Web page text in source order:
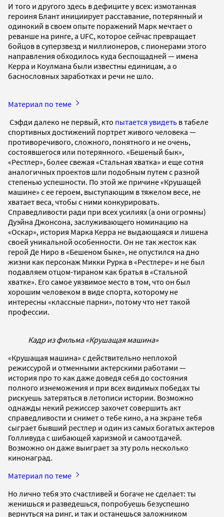
И того и другого здесь в дефиците у всех: измотанная
героиня Блант инициирует расставание, потерянный и
одинокий в своем опыте поражений Марк мечтает о
реванше на ринге, а UFC, которое сейчас превращает
бойцов в суперзвезд и миллионеров, с пионерами этого
направления обходилось куда беспощадней — имена
Керра и Коулмана были известны единицам, а о
баснословных заработках и речи не шло.
Материал по теме
Сэфди далеко не первый, кто пытается увидеть в табеле
спортивных достижений портрет живого человека —
противоречивого, сложного, понятного и не очень,
состоявшегося или потерянного. «Бешеный бык»,
«Рестлер», более свежая «Стальная хватка» и еще сотня
аналогичных проектов шли подобным путем с разной
степенью успешности. По этой же причине «Крушащей
машине» с ее героем, выступающим в тяжелом весе, не
хватает веса, чтобы с ними конкурировать.
Справедливости ради при всех усилиях (а они огромны)
Дуэйна Джонсона, заслуживающего номинацию на
«Оскар», история Марка Керра не выдающаяся и лишена
своей уникальной особенности. Он не так жесток как
герой Де Ниро в «Бешеном быке», не опустился на дно
жизни как персонаж Микки Рурка в «Рестлере» и не был
подавляем отцом-тираном как братья в «Стальной
хватке». Его самое уязвимое место в том, что он был
хорошим человеком в виде спорта, которому не
интересны «классные парни», потому что нет такой
профессии.
Кадр из фильма «Крушащая машина»
«Крушащая машина» с действительно неплохой
режиссурой и отменными актерскими работами —
история про то как даже доведя себя до состояния
полного изнеможения и при всех видимых победах ты
рискуешь затеряться в летописи истории. Возможно
однажды некий режиссер захочет совершить акт
справедливости и снимет о тебе кино, а на экране тебя
сыграет бывший рестлер и один из самых богатых актеров
Голливуда с шибающей харизмой и самоотдачей.
Возможно он даже выиграет за эту роль несколько
кинонаград.
Материал по теме
Но лично тебя это счастливей и богаче не сделает: ты
женишься и разведешься, попробуешь безуспешно
вернуться на ринг, и так и останешься заложником